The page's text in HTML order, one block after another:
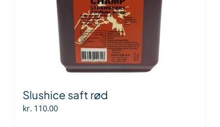
Slushice saft rød
kr. 110.00